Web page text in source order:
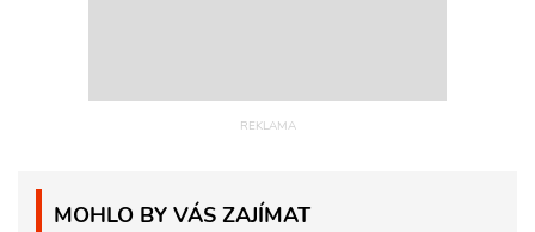
MOHLO BY VÁS ZAJÍMAT